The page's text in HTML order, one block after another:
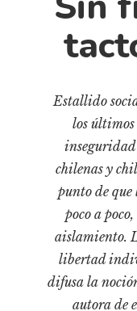
Lagunas mentales
Literatura
Medioambiente
Narrativas visuales
Pensamiento
Pensamiento ilustrado
Personaje
Personajes secundarios
Política
Estallido
los últimos
chilenas y
punto de
poco a
aislamiento.
libertad
difusa la
autora de